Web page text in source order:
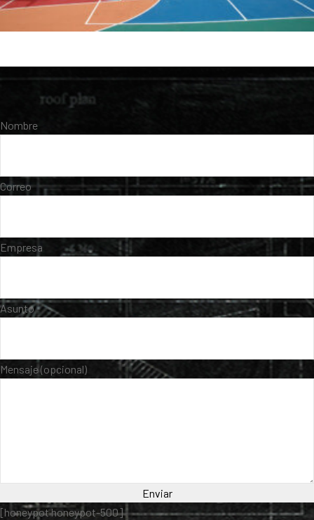
Nombre
Correo
Empresa
Asunto
Mensaje (opcional)
[honeypot honeypot-500]